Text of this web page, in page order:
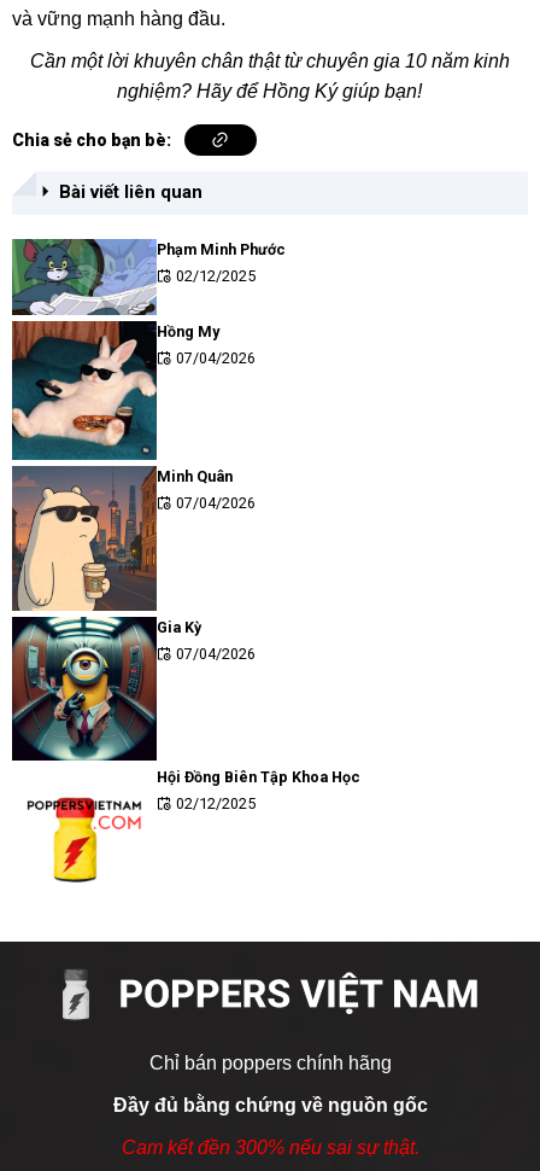
và vững mạnh hàng đầu.
Cần một lời khuyên chân thật từ chuyên gia 10 năm kinh
nghiệm? Hãy để Hồng Ký giúp bạn!
Chia sẻ cho bạn bè:
Bài viết liên quan
Phạm Minh Phước
02/12/2025
Hồng My
07/04/2026
Minh Quân
07/04/2026
Gia Kỳ
07/04/2026
Hội Đồng Biên Tập Khoa Học
02/12/2025
Chỉ bán poppers chính hãng
Đầy đủ bằng chứng về nguồn gốc
Cam kết đền 300% nếu sai sự thật.